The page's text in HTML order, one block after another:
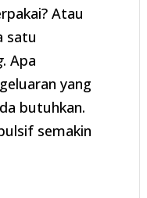
Atau
satu
. Apa
yang
butuhkan.
semakin